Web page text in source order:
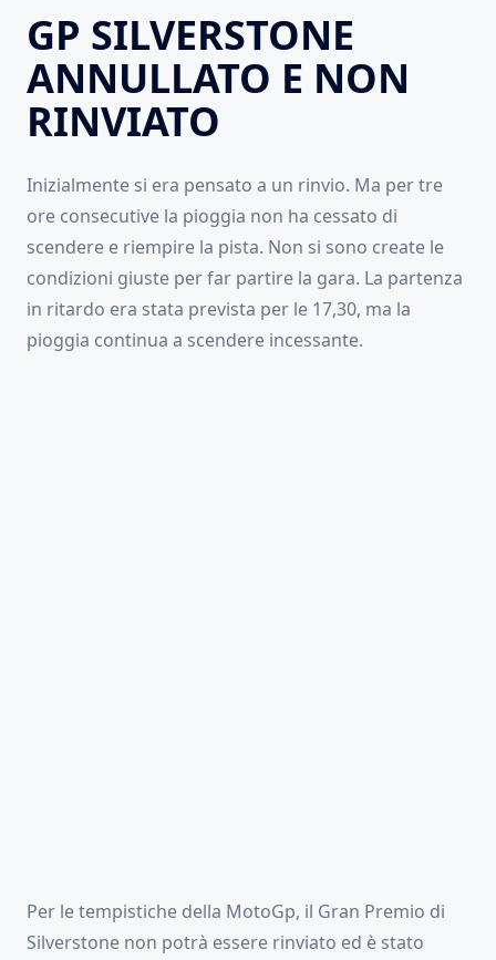
GP SILVERSTONE
ANNULLATO E NON
RINVIATO
Inizialmente si era pensato a un rinvio. Ma per tre
ore consecutive la pioggia non ha cessato di
scendere e riempire la pista. Non si sono create le
condizioni giuste per far partire la gara. La partenza
in ritardo era stata prevista per le 17,30, ma la
pioggia continua a scendere incessante.
Per le tempistiche della MotoGp, il Gran Premio di
Silverstone non potrà essere rinviato ed è stato